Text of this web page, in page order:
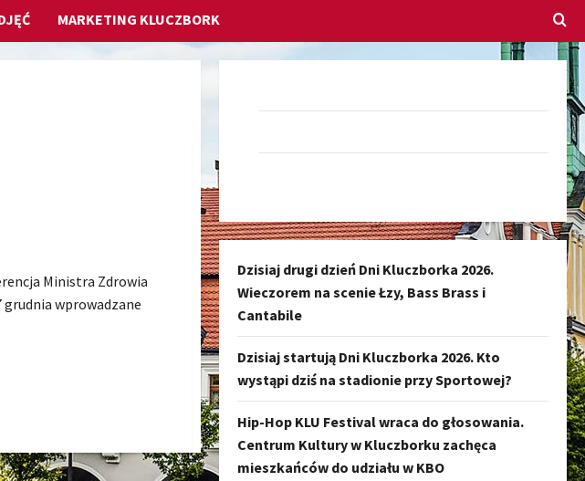
MARKETING KLUCZBORK
Ministra Zdrowia
grudnia wprowadzane
Dzisiaj drugi dzień Dni Kluczborka 2026.
Wieczorem na scenie Łzy, Bass Brass i
Cantabile
Dzisiaj startują Dni Kluczborka 2026. Kto
wystąpi dziś na stadionie przy Sportowej?
Hip-Hop KLU Festival wraca do głosowania.
Centrum Kultury w Kluczborku zachęca
mieszkańców do udziału w KBO